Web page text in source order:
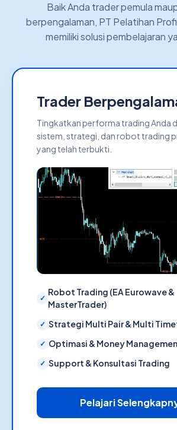
Baik Anda trader pemula
berpengalaman, PT Pelatihan
memiliki solusi pembelajaran
Trader
Tingkatkan performa trading Anda
sistem, strategi, dan robot trading
yang telah terbukti.
Robot Trading (EA Eurowave &
MasterTrader)
Strategi Multi Pair & Multi
Optimasi & Money
Support & Konsultasi Trading
Pelajari